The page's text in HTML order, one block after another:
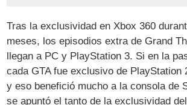
Tras la exclusividad en Xbox 360
meses, los episodios extra de Grand
llegan a PC y PlayStation 3. Si en la
cada GTA fue exclusivo de PlayStation
y eso benefició mucho a la consola de
se apuntó el tanto de la exclusividad